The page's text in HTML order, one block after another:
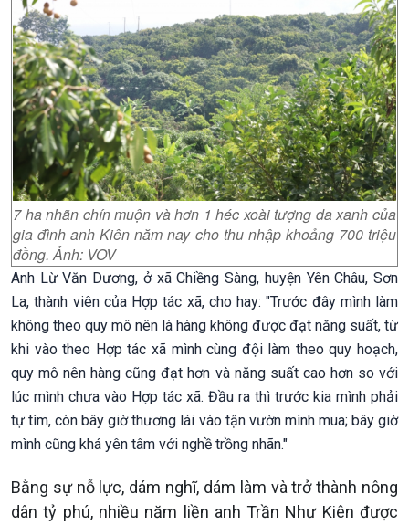
7 ha nhãn chín muộn và hơn 1 héc xoài tượng da xanh của
gia đình anh Kiên năm nay cho thu nhập khoảng 700 triệu
đồng. Ảnh: VOV
Anh Lừ Văn Dương, ở xã Chiềng Sàng, huyện Yên Châu, Sơn
La, thành viên của Hợp tác xã, cho hay: "Trước đây mình làm
không theo quy mô nên là hàng không được đạt năng suất, từ
khi vào theo Hợp tác xã mình cùng đội làm theo quy hoạch,
quy mô nên hàng cũng đạt hơn và năng suất cao hơn so với
lúc mình chưa vào Hợp tác xã. Đầu ra thì trước kia mình phải
tự tìm, còn bây giờ thương lái vào tận vườn mình mua; bây giờ
mình cũng khá yên tâm với nghề trồng nhãn."
Bằng sự nỗ lực, dám nghĩ, dám làm và trở thành nông
dân tỷ phú, nhiều năm liền anh Trần Như Kiên được